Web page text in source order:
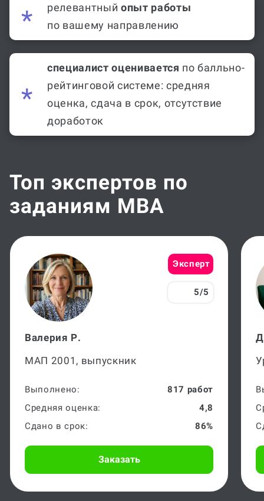
релевантный опыт работы
по вашему направлению
специалист оценивается по балльно-
рейтинговой системе: средняя
оценка, сдача в срок, отсутствие
доработок
Топ экспертов по
заданиям MBA
Эксперт
5/5
Валерия Р.
МАП 2001, выпускник
Выполнено:
817 работ
Средняя оценка:
4,8
Сдано в срок:
86%
Заказать